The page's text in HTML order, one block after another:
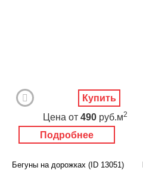
Подробнее
Цена от 490 руб.м2
Купить
Бегуны на дорожках (ID 13051)